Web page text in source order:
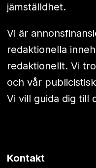
jämställdhet.
Vi är
redaktionella
redaktionellt. Vi
och vår
Vi vill guida dig till
Kontakt